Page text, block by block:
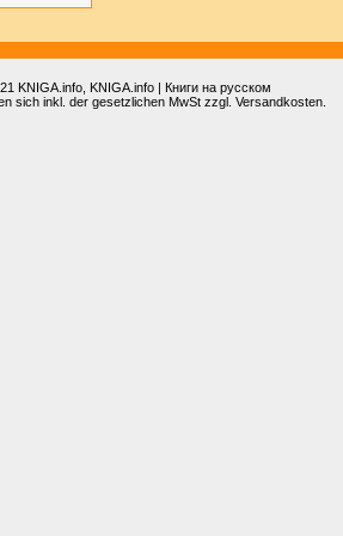
KNIGA.info , KNIGA.info | Книги на русском
sich inkl. der gesetzlichen MwSt zzgl. Versandkosten.